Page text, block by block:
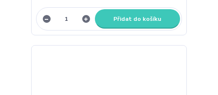
Přidat do košíku